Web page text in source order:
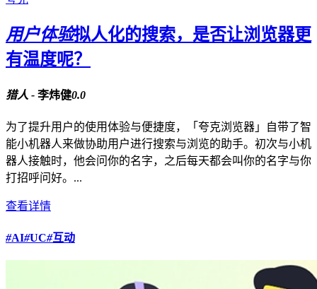
用户体验拟人化的搜索，是否让浏览器更
有温度呢？
猎人 - 李炜健0.0
为了提升用户的使用体验与便捷度，「夸克浏览器」自带了智
能小机器人来做协助用户进行搜索与浏览的助手。初次与小机
器人接触时，他会问你的名字，之后每天都会叫你的名字与你
打招呼问好。...
查看详情
#AI#UC#互动